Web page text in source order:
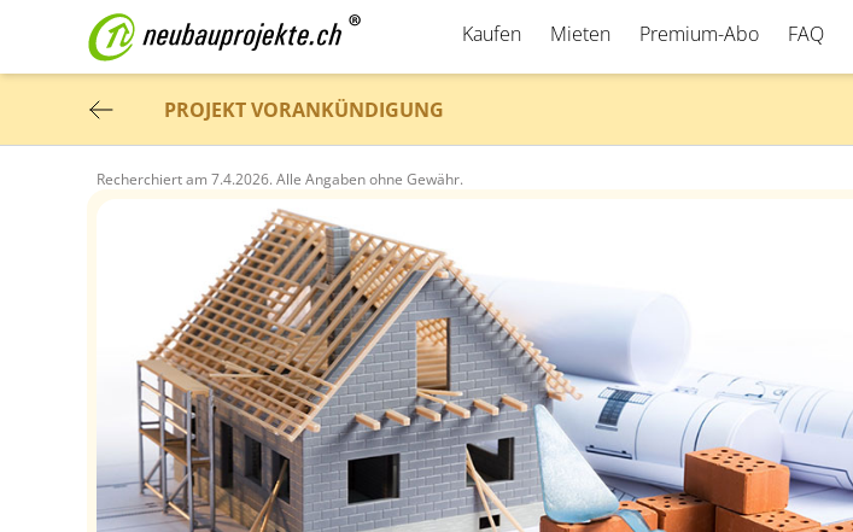
Kaufen Mieten Premium-Abo FAQ
PROJEKT VORANKÜNDIGUNG
Recherchiert am 7.4.2026. Alle Angaben ohne Gewähr.